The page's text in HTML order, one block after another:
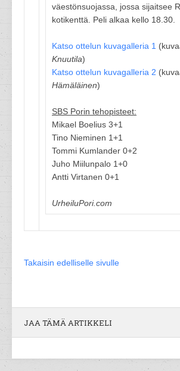
väestönsuojassa, jossa sijaitsee
kotikenttä. Peli alkaa kello 18.30.
Katso ottelun kuvagalleria 1
Knuutila)
Katso ottelun kuvagalleria 2
Hämäläinen)
SBS Porin tehopisteet:
Mikael Boelius 3+1
Tino Nieminen 1+1
Tommi Kumlander 0+2
Juho Miilunpalo 1+0
Antti Virtanen 0+1
UrheiluPori.com
Takaisin edelliselle sivulle
JAA TÄMÄ ARTIKKELI